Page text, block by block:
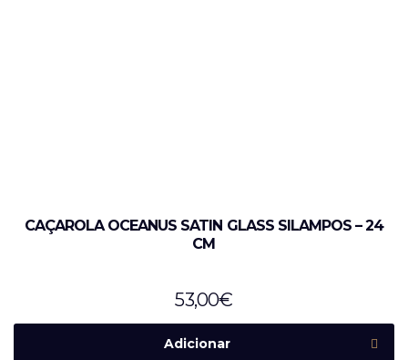
CAÇAROLA OCEANUS SATIN GLASS SILAMPOS – 24
CM
53,00€
Adicionar